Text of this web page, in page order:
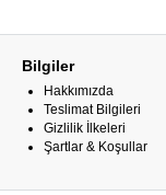
Bilgiler
Hakkımızda
Teslimat Bilgileri
Gizlilik İlkeleri
Şartlar & Koşullar